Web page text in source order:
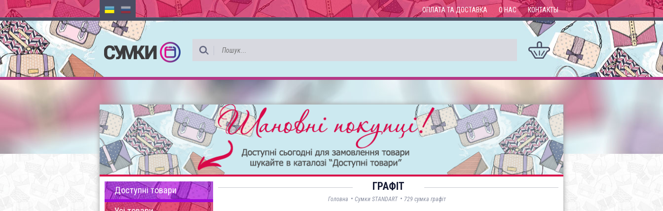
ОПЛАТА ТА ДОСТАВКА О НАС КОНТАКТЫ
Доступні товари
ГРАФІТ
Головна • Сумки STANDART • 729 сумка графіт